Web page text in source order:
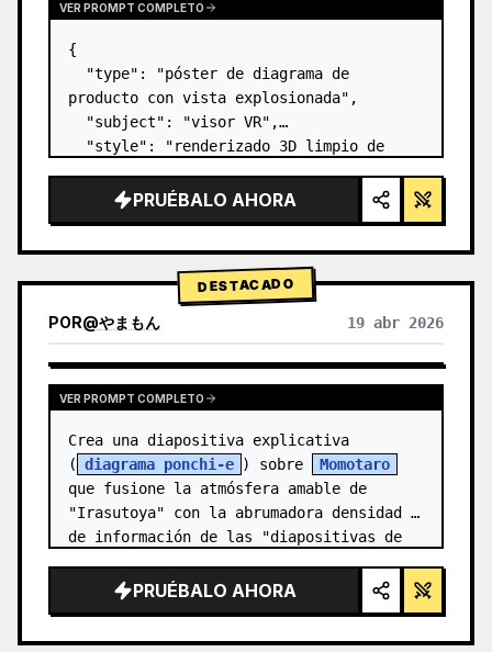
VER PROMPT COMPLETO
{
  "type": "póster de diagrama de
producto con vista explosionada",
  "subject": "visor VR",
  "style": "renderizado 3D limpio de
detalles brillantes",
  "background": "{argument
PRUÉBALO AHORA
DESTACADO
POR@やまもん 19 abr 2026
VER RESULTADOS DE OTROS MODELOS
VER PROMPT COMPLETO
Crea una diapositiva explicativa
( diagrama ponchi-e ) sobre
Momotaro
que fusione la atmósfera amable de
"Irasutoya" con la abrumadora densidad
de información de las "diapositivas de
PRUÉBALO AHORA